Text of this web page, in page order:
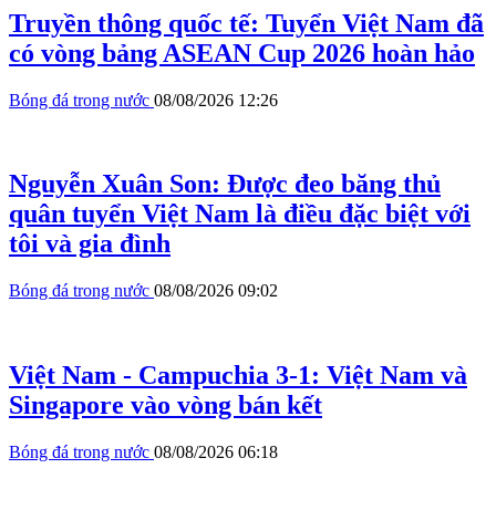
Truyền thông quốc tế: Tuyển Việt Nam đã
có vòng bảng ASEAN Cup 2026 hoàn hảo
Bóng đá trong nước 08/08/2026 12:26
Nguyễn Xuân Son: Được đeo băng thủ
quân tuyển Việt Nam là điều đặc biệt với
tôi và gia đình
Bóng đá trong nước 08/08/2026 09:02
Việt Nam - Campuchia 3-1: Việt Nam và
Singapore vào vòng bán kết
Bóng đá trong nước 08/08/2026 06:18